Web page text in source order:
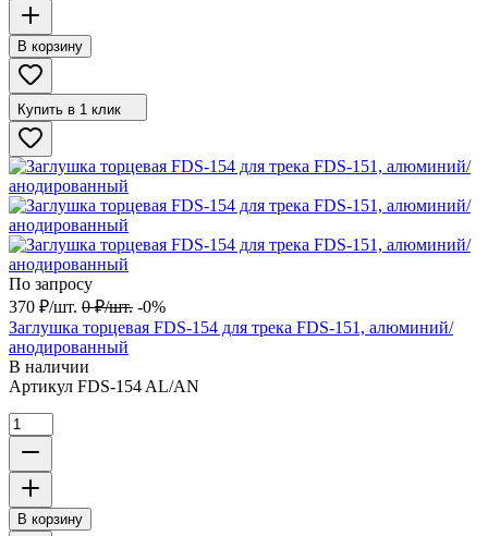
В корзину
Купить в 1 клик
По запросу
370 ₽/шт. 0 ₽/шт. -0%
Заглушка торцевая FDS-154 для трека FDS-151, алюминий/
анодированный
В наличии
Артикул FDS-154 AL/AN
В корзину